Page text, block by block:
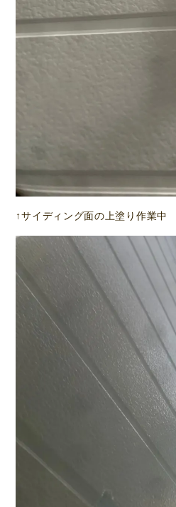
↑サイディング面の上塗り作業中